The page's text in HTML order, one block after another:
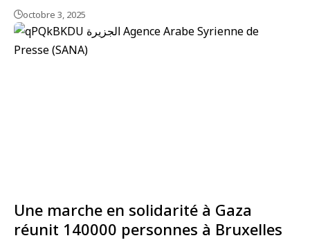
octobre 3, 2025
Une marche en solidarité à Gaza
réunit 140000 personnes à Bruxelles